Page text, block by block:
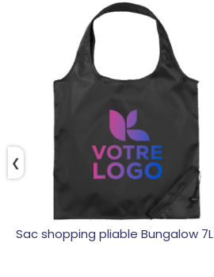
Sac shopping pliable Bungalow 7L
❮